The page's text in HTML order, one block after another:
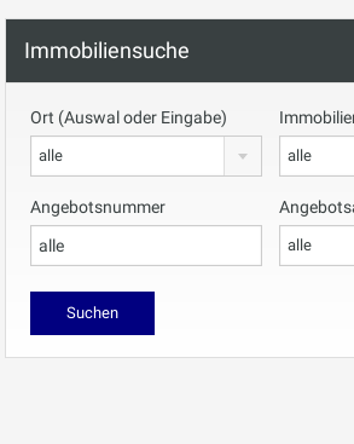
Immobiliensuche
Ort (Auswal oder Eingabe)
alle alle
Angebotsnummer
alle